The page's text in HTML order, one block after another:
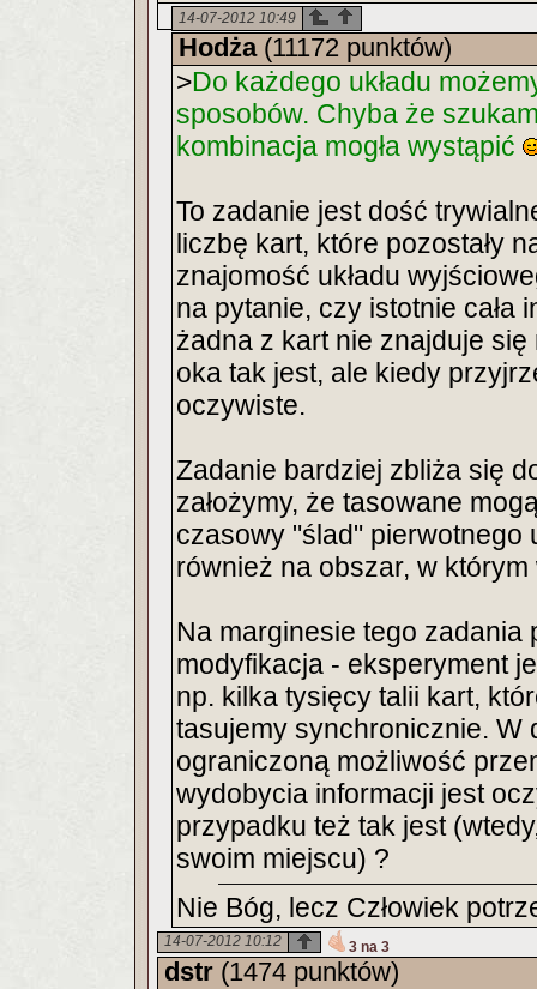
14-07-2012 10:49
Hodża(11172 punktów)
>Do każdego układu
sposobów. Chyba że
kombinacja mogła wystąpić
To zadanie jest dość
liczbę kart, które pozostały
znajomość układu
na pytanie, czy istotnie cała
żadna z kart nie znajduje
oka tak jest, ale kiedy
oczywiste.
Zadanie bardziej zbliża się
założymy, że tasowane
czasowy "ślad" pierwotnego
również na obszar, w
Na marginesie tego
modyfikacja - eksperyment
np. kilka tysięcy talii kart,
tasujemy synchronicznie. W
ograniczoną możliwość
wydobycia informacji jest
przypadku też tak jest
swoim miejscu) ?
Nie Bóg, lecz Człowiek
14-07-2012 10:12 3 na 3
dstr (1474 punktów)